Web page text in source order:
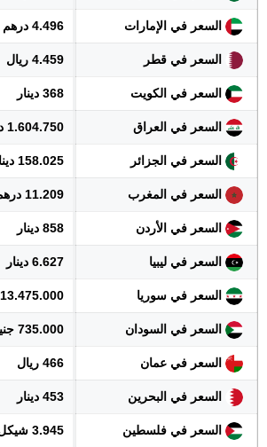
السعر في الإمارات 4.496 درهم
السعر في قطر 4.459 ريال
السعر في الكويت 368 دينار
السعر في العراق 1.604.750 دينار
السعر في الجزائر 158.025 دينار
السعر في المغرب 11.209 درهم
السعر في الأردن 858 دينار
السعر في ليبيا 6.627 دينار
السعر في سوريا 13.475.000 ليرة
السعر في السودان 735.000 جنيه
السعر في عمان 466 ريال
السعر في البحرين 453 دينار
السعر في فلسطين 3.945 شيكل